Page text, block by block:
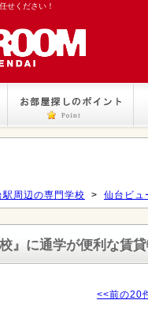
せください！
駅周辺の専門学校 > 仙台ビュ
』 に通学が便利な賃
<<前の20